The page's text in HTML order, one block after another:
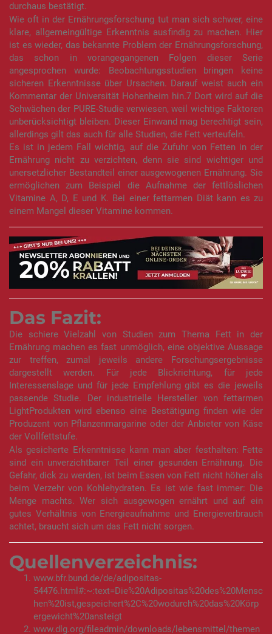
durchaus bestätigt.
Wie oft in der Ernährungsforschung tut man sich schwer, eine
klare, allgemeingültige Erkenntnis ausfindig zu machen. Hier
ist es wieder, das bekannte Problem der Ernährungsforschung,
das schon in vorangegangenen Folgen dieser Serie
angesprochen wurde: Beobachtungsstudien bringen keine
sicheren Erkenntnisse über Ursachen. Darauf weist auch ein
Kommentar der Universität Hohenheim hin.7 Dort wird auf die
Schwächen der PURE-Studie verwiesen, weil wichtige Faktoren
unberücksichtigt bleiben. Dieser Einwand mag berechtigt sein,
allerdings gilt das auch für alle Studien, die Fett verteufeln.
Es ist in jedem Fall wichtig, auf die Zufuhr von Fetten in der
Ernährung nicht zu verzichten, denn sie sind wichtiger und
unersetzlicher Bestandteil einer ausgewogenen Ernährung. Sie
ermöglichen zum Beispiel die Aufnahme der fettlöslichen
Vitamine A, D, E und K. Bei einer fettarmen Diät kann es zu
einem Mangel dieser Vitamine kommen.
Das Fazit:
Die schiere Vielzahl von Studien zum Thema Fett in der
Ernährung machen es fast unmöglich, eine objektive Aussage
zur treffen, zumal jeweils andere Forschungsergebnisse
dargestellt werden. Für jede Blickrichtung, für jede
Interessenslage und für jede Empfehlung gibt es die jeweils
passende Studie. Der industrielle Hersteller von fettarmen
LightProdukten wird ebenso eine Bestätigung finden wie der
Produzent von Pflanzenmargarine oder der Anbieter von Käse
der Vollfettstufe.
Als gesicherte Erkenntnisse kann man aber festhalten: Fette
sind ein unverzichtbarer Teil einer gesunden Ernährung. Die
Gefahr, dick zu werden, ist beim Essen von Fett nicht höher als
beim Verzehr von Kohlehydraten. Es ist wie fast immer: Die
Menge machts. Wer sich ausgewogen ernährt und auf ein
gutes Verhältnis von Energieaufnahme und Energieverbrauch
achtet, braucht sich um das Fett nicht sorgen.
Quellenverzeichnis:
www.bfr.bund.de/de/adipositas-
54476.html#:~:text=Die%20Adipositas%20des%20Mensc
hen%20ist,gespeichert%2C%20wodurch%20das%20Körp
ergewicht%20ansteigt
www.dlg.org/fileadmin/downloads/lebensmittel/themen